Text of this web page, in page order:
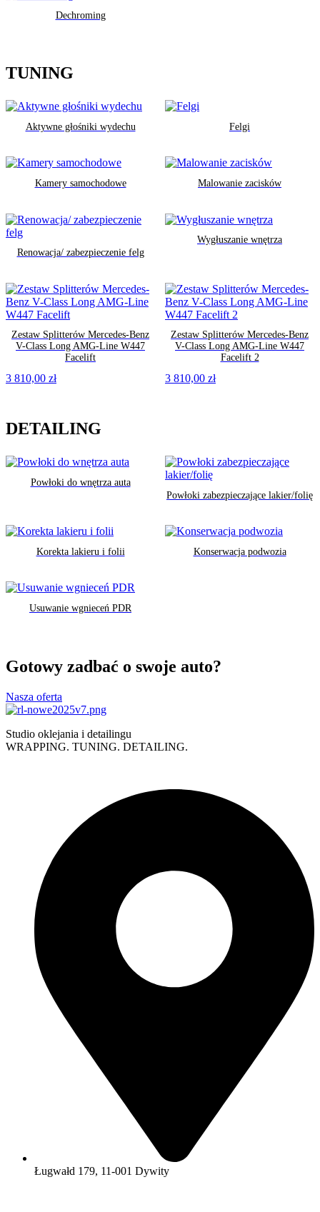
Dechroming
TUNING
Aktywne głośniki wydechu Felgi
Kamery samochodowe Malowanie zacisków
Renowacja/ zabezpieczenie felg
Wygłuszanie wnętrza
Zestaw Splitterów Mercedes-Benz
V-Class Long AMG-Line W447
Facelift
3 810,00 zł
Zestaw Splitterów Mercedes-Benz
V-Class Long AMG-Line W447
Facelift 2
3 810,00 zł
DETAILING
Powłoki do wnętrza auta
Powłoki zabezpieczające lakier/folię
Korekta lakieru i folii Konserwacja podwozia
Usuwanie wgnieceń PDR
Gotowy zadbać o swoje auto?
Nasza oferta
Studio oklejania i detailingu
WRAPPING. TUNING. DETAILING.
Ługwałd 179, 11-001 Dywity